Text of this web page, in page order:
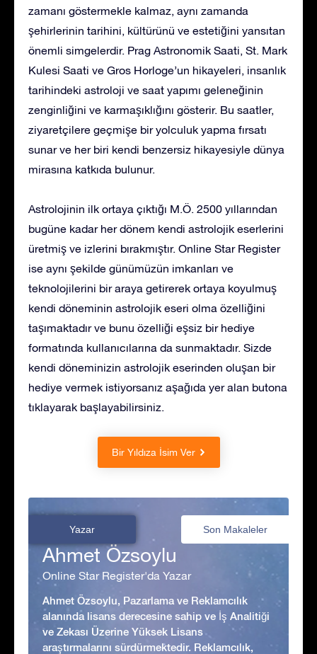
zamanı göstermekle kalmaz, aynı zamanda
şehirlerinin tarihini, kültürünü ve estetiğini yansıtan
önemli simgelerdir. Prag Astronomik Saati, St. Mark
Kulesi Saati ve Gros Horloge’un hikayeleri, insanlık
tarihindeki astroloji ve saat yapımı geleneğinin
zenginliğini ve karmaşıklığını gösterir. Bu saatler,
ziyaretçilere geçmişe bir yolculuk yapma fırsatı
sunar ve her biri kendi benzersiz hikayesiyle dünya
mirasına katkıda bulunur.
Astrolojinin ilk ortaya çıktığı M.Ö. 2500 yıllarından
bugüne kadar her dönem kendi astrolojik eserlerini
üretmiş ve izlerini bırakmıştır. Online Star Register
ise aynı şekilde günümüzün imkanları ve
teknolojilerini bir araya getirerek ortaya koyulmuş
kendi döneminin astrolojik eseri olma özelliğini
taşımaktadır ve bunu özelliği eşsiz bir hediye
formatında kullanıcılarına da sunmaktadır. Sizde
kendi döneminizin astrolojik eserinden oluşan bir
hediye vermek istiyorsanız aşağıda yer alan butona
tıklayarak başlayabilirsiniz.
Bir Yıldıza İsim Ver
Yazar Son Makaleler
Ahmet Özsoylu
Online Star Register'da Yazar
Ahmet Özsoylu, Pazarlama ve Reklamcılık
alanında lisans derecesine sahip ve İş Analitiği
ve Zekası Üzerine Yüksek Lisans
araştırmalarını sürdürmektedir. Reklamcılık,